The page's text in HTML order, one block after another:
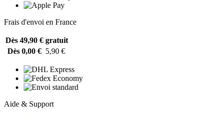
Frais d'envoi en France
Dès 49,90 € gratuit
Dès 0,00 € 5,90 €
Aide & Support